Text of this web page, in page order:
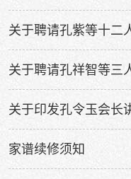
关于聘请孔紫等十二
关于聘请孔祥智等三
关于印发孔令玉会长
家谱续修须知